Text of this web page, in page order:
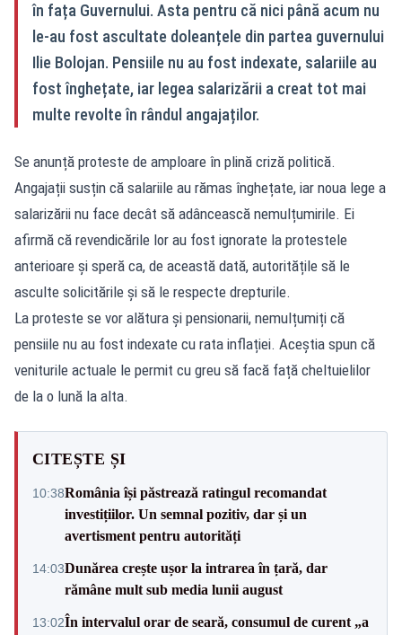
în fața Guvernului. Asta pentru că nici până acum nu
le-au fost ascultate doleanțele din partea guvernului
Ilie Bolojan. Pensiile nu au fost indexate, salariile au
fost înghețate, iar legea salarizării a creat tot mai
multe revolte în rândul angajaților.
Se anunță proteste de amploare în plină criză politică.
Angajații susțin că salariile au rămas înghețate, iar noua lege a
salarizării nu face decât să adâncească nemulțumirile. Ei
afirmă că revendicările lor au fost ignorate la protestele
anterioare și speră ca, de această dată, autoritățile să le
asculte solicitările și să le respecte drepturile.
La proteste se vor alătura și pensionarii, nemulțumiți că
pensiile nu au fost indexate cu rata inflației. Aceștia spun că
veniturile actuale le permit cu greu să facă față cheltuielilor
de la o lună la alta.
CITEȘTE ȘI
10:38România își păstrează ratingul recomandat
investițiilor. Un semnal pozitiv, dar și un
avertisment pentru autorități
14:03Dunărea crește ușor la intrarea în țară, dar
rămâne mult sub media lunii august
13:02În intervalul orar de seară, consumul de curent „a